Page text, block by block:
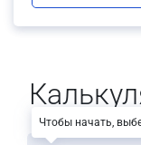
Чтобы начать,